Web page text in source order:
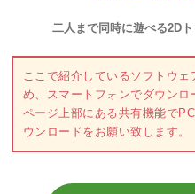
二人まで同時に遊べる2D
ここで紹介しているソフトウ
め、スマートフォンでダウンロ
ページ上部にある共有機能で
ウンロードをお願い致します。